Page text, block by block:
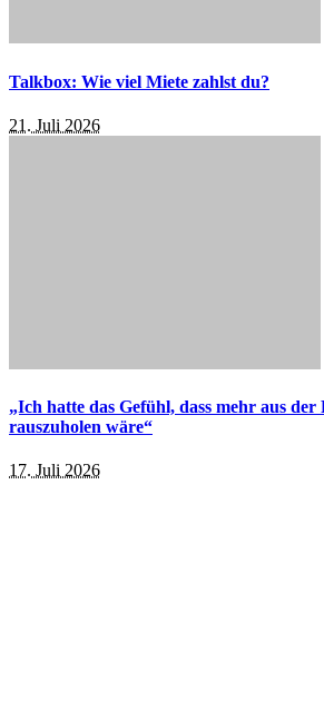
Talkbox: Wie viel Miete zahlst du?
21. Juli 2026
„Ich hatte das Gefühl, dass mehr aus der
rauszuholen wäre“
17. Juli 2026